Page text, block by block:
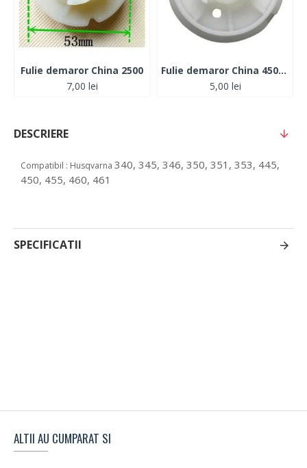
Fulie demaror China 2500
7,00 lei
Fulie demaror China 4500- 5200 2D
5,00 lei
DESCRIERE
Compatibil : Husqvarna 340, 345, 346, 350, 351, 353, 445,
450, 455, 460, 461
SPECIFICATII
ALTII AU CUMPARAT SI